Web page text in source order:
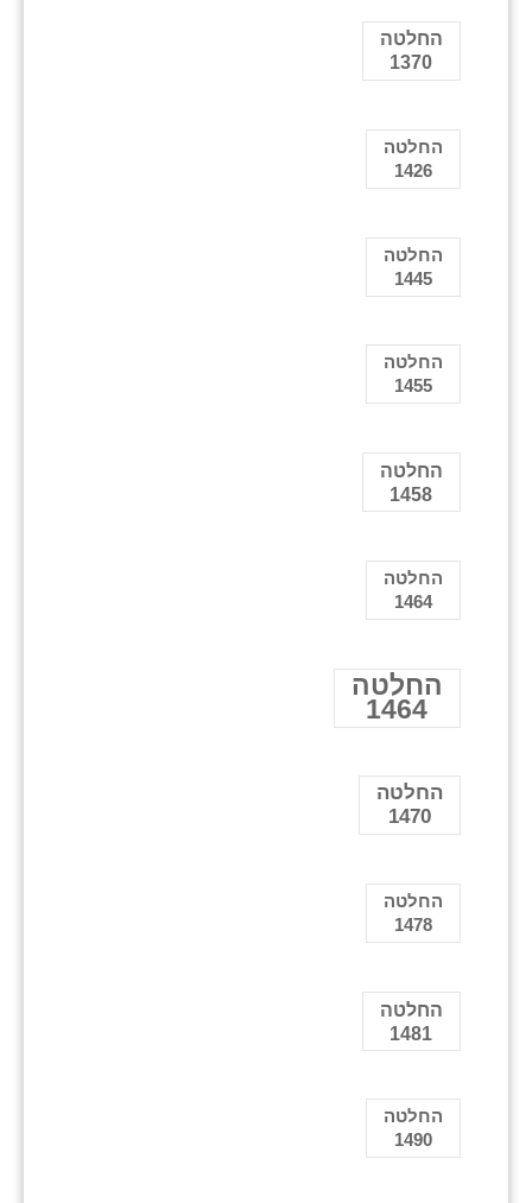
החלטה
1370
החלטה
1426
החלטה
1445
החלטה
1455
החלטה
1458
החלטה
1464
החלטה
1464
החלטה
1470
החלטה
1478
החלטה
1481
החלטה
1490